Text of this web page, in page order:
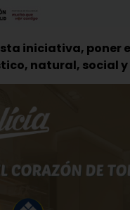
iniciativa, poner
natural, social